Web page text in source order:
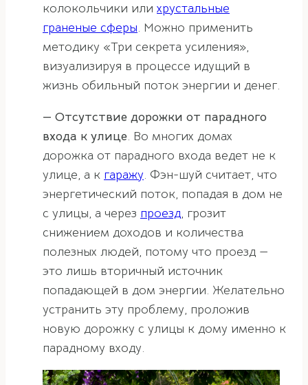
колокольчики или хрустальные
граненые сферы. Можно применить
методику «Три секрета усиления»,
визуализируя в процессе идущий в
жизнь обильный поток энергии и денег.
— Отсутствие дорожки от парадного
входа к улице. Во многих домах
дорожка от парадного входа ведет не к
улице, а к гаражу. Фэн-шуй считает, что
энергетический поток, попадая в дом не
с улицы, а через проезд, грозит
снижением доходов и количества
полезных людей, потому что проезд —
это лишь вторичный источник
попадающей в дом энергии. Желательно
устранить эту проблему, проложив
новую дорожку с улицы к дому именно к
парадному входу.